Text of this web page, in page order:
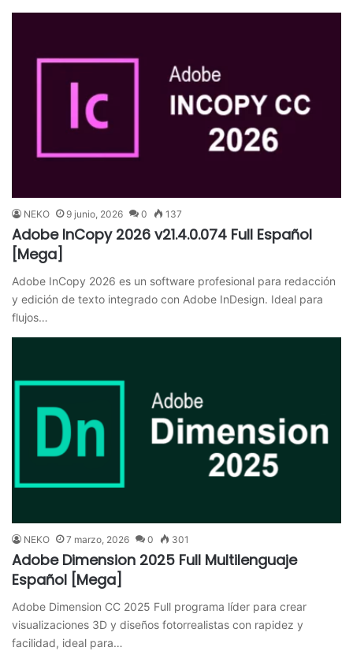
NEKO 9 junio, 2026 0 137
Adobe InCopy 2026 v21.4.0.074 Full Español
[Mega]
Adobe InCopy 2026 es un software profesional para redacción
y edición de texto integrado con Adobe InDesign. Ideal para
flujos…
NEKO 7 marzo, 2026 0 301
Adobe Dimension 2025 Full Multilenguaje
Español [Mega]
Adobe Dimension CC 2025 Full programa líder para crear
visualizaciones 3D y diseños fotorrealistas con rapidez y
facilidad, ideal para…